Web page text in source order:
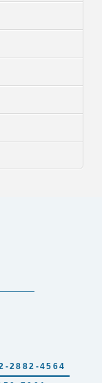
2882-4564